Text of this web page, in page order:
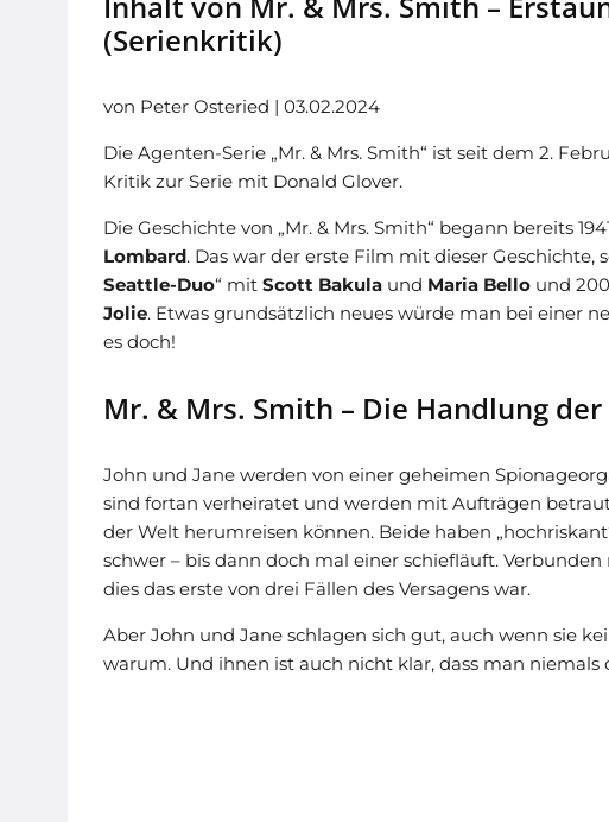
(Serienkritik)
von Peter Osteried | 03.02.2024
Die Agenten-Serie „Mr. & Mrs. Smith“ ist seit dem 2.
Kritik zur Serie mit Donald Glover.
Die Geschichte von „Mr. & Mrs. Smith“ begann bereits
Lombard. Das war der erste Film mit dieser Geschichte,
Seattle-Duo“ mit Scott Bakula und Maria Bello und
Jolie. Etwas grundsätzlich neues würde man bei einer
es doch!
Mr. & Mrs. Smith – Die Handlung der
John und Jane werden von einer geheimen
sind fortan verheiratet und werden mit Aufträgen
der Welt herumreisen können. Beide haben
schwer – bis dann doch mal einer schiefläuft.
dies das erste von drei Fällen des Versagens war.
Aber John und Jane schlagen sich gut, auch wenn sie
warum. Und ihnen ist auch nicht klar, dass man